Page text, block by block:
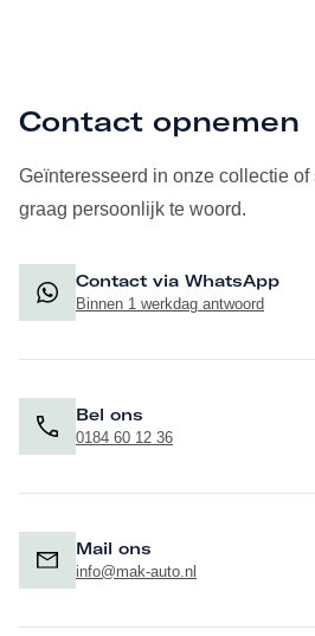
Contact opnemen
Geïnteresseerd in onze collectie
graag persoonlijk te woord.
Contact via WhatsApp
Binnen 1 werkdag antwoord
Bel ons
0184 60 12 36
Mail ons
info@mak-auto.nl